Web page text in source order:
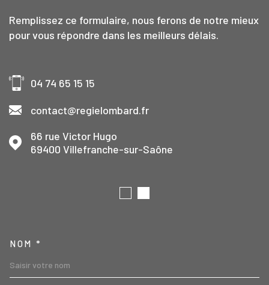
Remplissez ce formulaire, nous ferons de notre mieux
pour vous répondre dans les meilleurs délais.
04 74 65 15 15
contact@regielombard.fr
66 rue Victor Hugo
69400
Villefranche-sur-Saône
NOM *